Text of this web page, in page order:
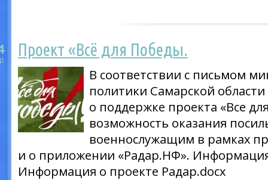
Проект «Всё для Победы.
В соответствии с письмом
политики Самарской
о поддержке проекта «Все
возможность оказания
военнослужащим в рамках
и о приложении «Радар.НФ».
Информация о проекте Радар.docx